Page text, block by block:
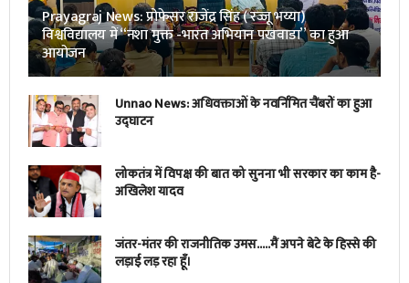
Prayagraj News: प्रोफेसर राजेंद्र सिंह ( रज्जू भय्या)
विश्वविद्यालय में “नशा मुक्त -भारत अभियान पखवाडा” का हुआ
आयोजन
Unnao News: अधिवक्ताओं के नवर्निमित चैंबरों का हुआ
उद्घाटन
लोकतंत्र में विपक्ष की बात को सुनना भी सरकार का काम है-
अखिलेश यादव
जंतर-मंतर की राजनीतिक उमस…..मैं अपने बेटे के हिस्से की
लड़ाई लड़ रहा हूँ।